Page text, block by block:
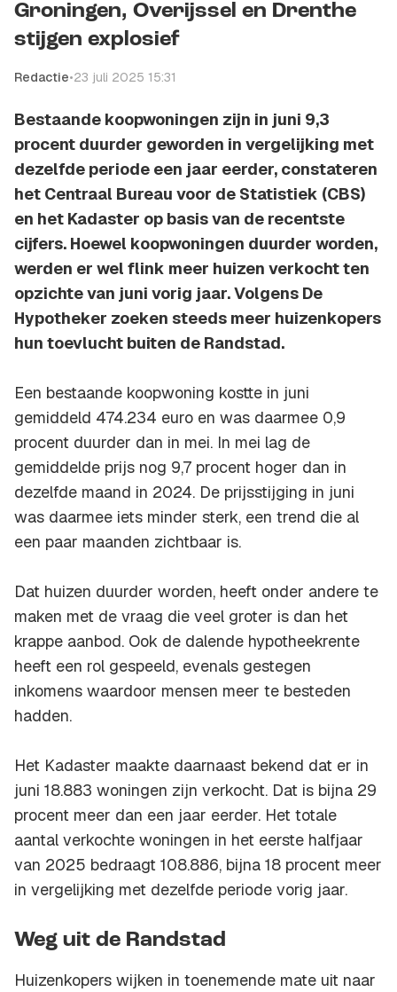
Groningen, Overijssel en Drenthe
stijgen explosief
Redactie•23 juli 2025 15:31
Bestaande koopwoningen zijn in juni 9,3
procent duurder geworden in vergelijking met
dezelfde periode een jaar eerder, constateren
het Centraal Bureau voor de Statistiek (CBS)
en het Kadaster op basis van de recentste
cijfers. Hoewel koopwoningen duurder worden,
werden er wel flink meer huizen verkocht ten
opzichte van juni vorig jaar. Volgens De
Hypotheker zoeken steeds meer huizenkopers
hun toevlucht buiten de Randstad.
Een bestaande koopwoning kostte in juni
gemiddeld 474.234 euro en was daarmee 0,9
procent duurder dan in mei. In mei lag de
gemiddelde prijs nog 9,7 procent hoger dan in
dezelfde maand in 2024. De prijsstijging in juni
was daarmee iets minder sterk, een trend die al
een paar maanden zichtbaar is.
Dat huizen duurder worden, heeft onder andere te
maken met de vraag die veel groter is dan het
krappe aanbod. Ook de dalende hypotheekrente
heeft een rol gespeeld, evenals gestegen
inkomens waardoor mensen meer te besteden
hadden.
Het Kadaster maakte daarnaast bekend dat er in
juni 18.883 woningen zijn verkocht. Dat is bijna 29
procent meer dan een jaar eerder. Het totale
aantal verkochte woningen in het eerste halfjaar
van 2025 bedraagt 108.886, bijna 18 procent meer
in vergelijking met dezelfde periode vorig jaar.
Weg uit de Randstad
Huizenkopers wijken in toenemende mate uit naar